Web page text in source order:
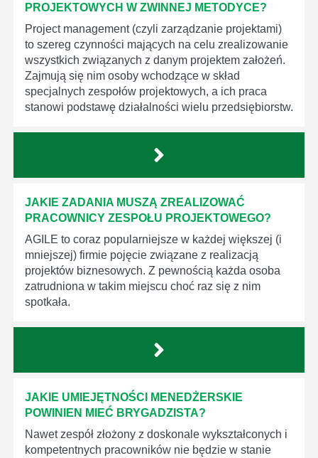
PROJEKTOWYCH W ZWINNEJ METODYCE?
Project management (czyli zarządzanie projektami)
to szereg czynności mających na celu zrealizowanie
wszystkich związanych z danym projektem założeń.
Zajmują się nim osoby wchodzące w skład
specjalnych zespołów projektowych, a ich praca
stanowi podstawę działalności wielu przedsiębiorstw.
JAKIE ZADANIA MUSZĄ ZREALIZOWAĆ
PRACOWNICY ZESPOŁU PROJEKTOWEGO?
AGILE to coraz popularniejsze w każdej większej (i
mniejszej) firmie pojęcie związane z realizacją
projektów biznesowych. Z pewnością każda osoba
zatrudniona w takim miejscu choć raz się z nim
spotkała.
JAKIE UMIEJĘTNOŚCI MENEDŻERSKIE
POWINIEN MIEĆ BRYGADZISTA?
Nawet zespół złożony z doskonale wykształconych i
kompetentnych pracowników nie będzie w stanie